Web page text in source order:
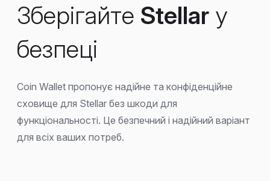
Зберігайте Stellar у
безпеці
Coin Wallet пропонує надійне та конфіденційне
сховище для Stellar без шкоди для
функціональності. Це безпечний і надійний варіант
для всіх ваших потреб.